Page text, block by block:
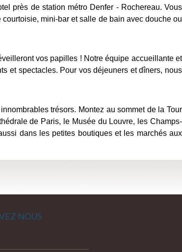
près de station métro Denfer - Rochereau. Vous
mini-bar et salle de bain avec douche ou
vos papilles ! Notre équipe accueillante et
et spectacles. Pour vos déjeuners et dîners, nous
trésors. Montez au sommet de la Tour
de Paris, le Musée du Louvre, les Champs-
dans les petites boutiques et les marchés aux
NOUS